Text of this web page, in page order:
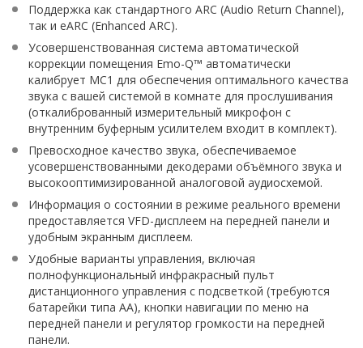
Поддержка как стандартного ARC (Audio Return Channel),
так и eARC (Enhanced ARC).
Усовершенствованная система автоматической
коррекции помещения Emo-Q™ автоматически
калибрует MC1 для обеспечения оптимального качества
звука с вашей системой в комнате для прослушивания
(откалиброванный измерительный микрофон с
внутренним буферным усилителем входит в комплект).
Превосходное качество звука, обеспечиваемое
усовершенствованными декодерами объёмного звука и
высокооптимизированной аналоговой аудиосхемой.
Информация о состоянии в режиме реального времени
предоставляется VFD-дисплеем на передней панели и
удобным экранным дисплеем.
Удобные варианты управления, включая
полнофункциональный инфракрасный пульт
дистанционного управления с подсветкой (требуются
батарейки типа АА), кнопки навигации по меню на
передней панели и регулятор громкости на передней
панели.